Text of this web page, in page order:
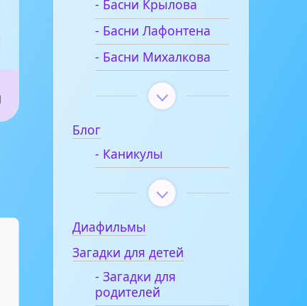
- Басни Крылова
- Басни Лафонтена
- Басни Михалкова
Блог
- Каникулы
Диафильмы
Загадки для детей
- Загадки для
родителей